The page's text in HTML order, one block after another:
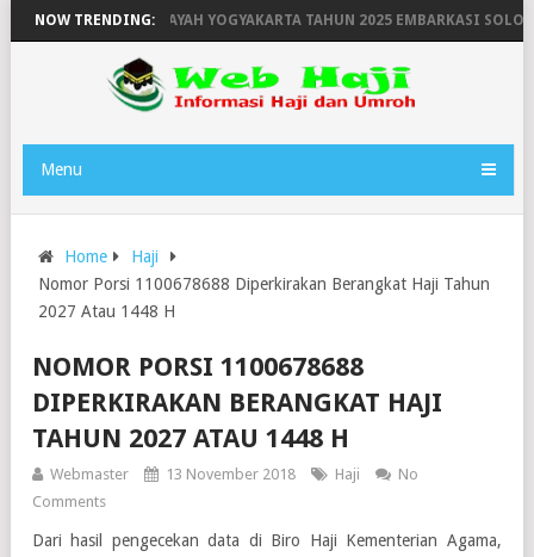
NOW TRENDING:
HAJI WILAYAH YOGYAKARTA TAHUN 2025 EMBARKASI SOLO
Menu
Home
Haji
Nomor Porsi 1100678688 Diperkirakan Berangkat Haji Tahun
2027 Atau 1448 H
NOMOR PORSI 1100678688
DIPERKIRAKAN BERANGKAT HAJI
TAHUN 2027 ATAU 1448 H
Webmaster 13 November 2018 Haji
No
Comments
Dari hasil pengecekan data di Biro Haji Kementerian Agama,